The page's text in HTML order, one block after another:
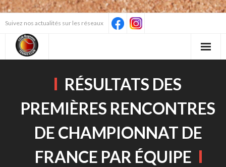
Skip
content
Suivez nos actualités sur les réseaux
RÉSULTATS DES
PREMIÈRES RENCONTRES
DE CHAMPIONNAT DE
FRANCE PAR ÉQUIPE